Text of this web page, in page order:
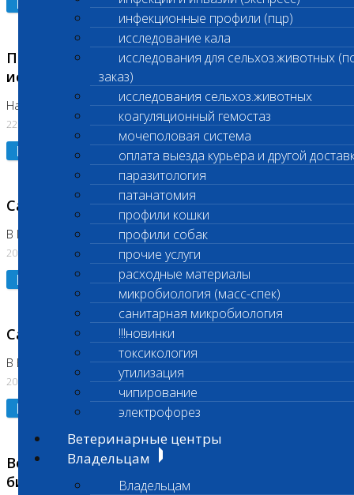
инфекционные профили (пцр)
исследование кала
исследования для сельхоз.животных
заказ)
исследования сельхоз.животных
коагуляционный гемостаз
мочеполовая система
оплата выезда курьера и другой
паразитология
патанатомия
профили кошки
профили собак
прочие услуги
расходные материалы
микробиология (масс-спек)
санитарная микробиология
!!!новинки
токсикология
утилизация
чипирование
электрофорез
Ветеринарные центры
Владельцам
Владельцам
Приостановлено выполнение биохимических
исследований
На Нагорной. Код ( 123,310,309)
22.07.2026
Подробнее
Санитарные дни
В Коломне 24.07.2026 и 28.07.2026
20.07.2026
Подробнее
Санитарный день
В Бутово 21.07.2026
20.07.2026
Подробнее
Возобновлено выполнение срочных
биохимических исследований